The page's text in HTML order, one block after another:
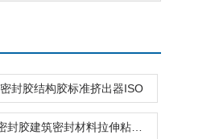
密封胶结构胶标准挤出器ISO